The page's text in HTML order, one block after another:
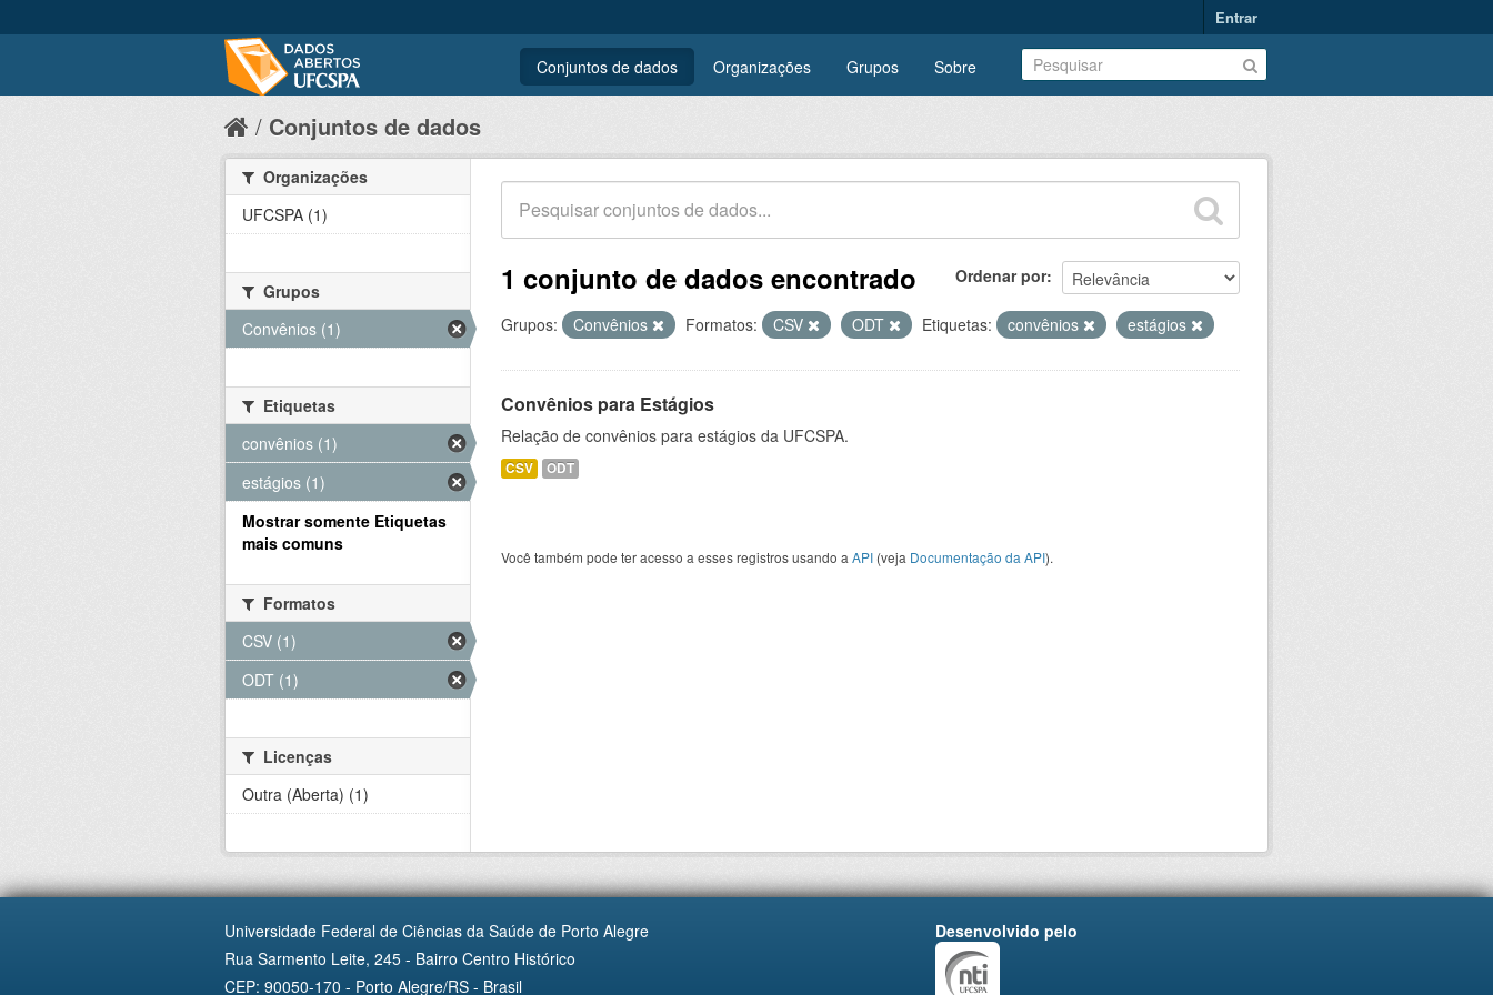
Entrar
Conjuntos de dados Organizações Grupos Sobre
Conjuntos de dados
Ordenar por
1 conjunto de dados encontrado
Grupos: Convênios Formatos: CSV ODT Etiquetas: convênios estágios
Convênios para Estágios
Relação de convênios para estágios da UFCSPA.
CSV ODT
Você também pode ter acesso a esses registros usando a API (veja Documentação da API).
Organizações
UFCSPA (1)
Grupos
Convênios (1)
Etiquetas
convênios (1)
estágios (1)
Mostrar somente Etiquetas
mais comuns
Formatos
CSV (1)
ODT (1)
Licenças
Outra (Aberta) (1)
Universidade Federal de Ciências da Saúde de Porto Alegre
Rua Sarmento Leite, 245 - Bairro Centro Histórico
CEP: 90050-170 - Porto Alegre/RS - Brasil
Desenvolvido pelo